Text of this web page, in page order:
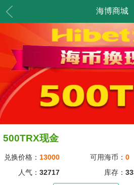
海博商城
500TRX现金
兑换价格： 13000 可用海币： 0
人气：32717 库存：